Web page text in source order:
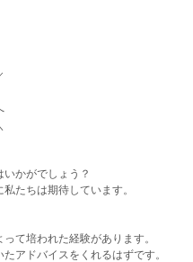
かがでしょう？
たちは期待しています。
て培われた経験があります。
アドバイスをくれるはずです。